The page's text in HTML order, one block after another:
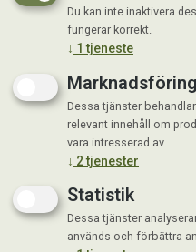
Kampanj
Du kan inte inaktivera
fungerar korrekt.
↓ 1 tjeneste
Marknadsföring
Dessa tjänster
relevant innehåll om
vara intresserad av.
↓ 2tjenester
Statistik
Dessa tjänster
används och förbättra